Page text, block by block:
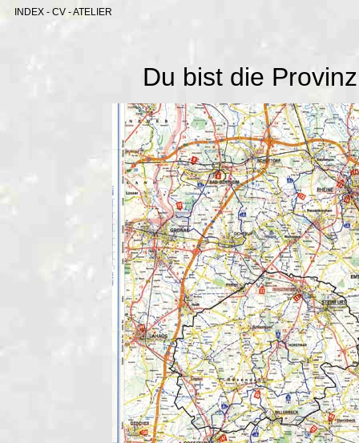
INDEX - CV -ATELIER
Du bist die